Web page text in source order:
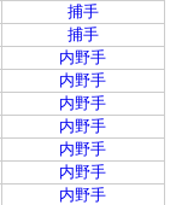
捕手
捕手
内野手
内野手
内野手
内野手
内野手
内野手
内野手